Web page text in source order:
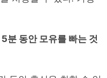
분 동안 모유를 빠는 것